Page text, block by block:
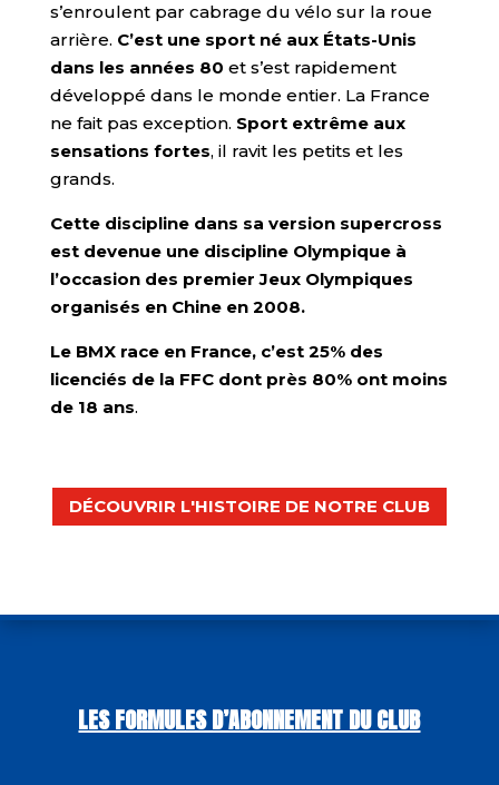
s’enroulent par cabrage du vélo sur la roue
arrière. C’est une sport né aux États-Unis
dans les années 80 et s’est rapidement
développé dans le monde entier. La France
ne fait pas exception. Sport extrême aux
sensations fortes, il ravit les petits et les
grands.
Cette discipline dans sa version supercross
est devenue une discipline Olympique à
l’occasion des premier Jeux Olympiques
organisés en Chine en 2008.
Le BMX race en France, c’est 25% des
licenciés de la FFC dont près 80% ont moins
de 18 ans.
DÉCOUVRIR L'HISTOIRE DE NOTRE CLUB
LES FORMULES D’ABONNEMENT DU CLUB